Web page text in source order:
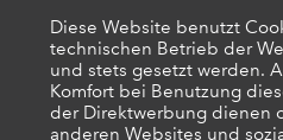
Diese Website benutzt
technischen Betrieb der
und stets gesetzt werden.
Komfort bei Benutzung
der Direktwerbung dienen
anderen Websites und